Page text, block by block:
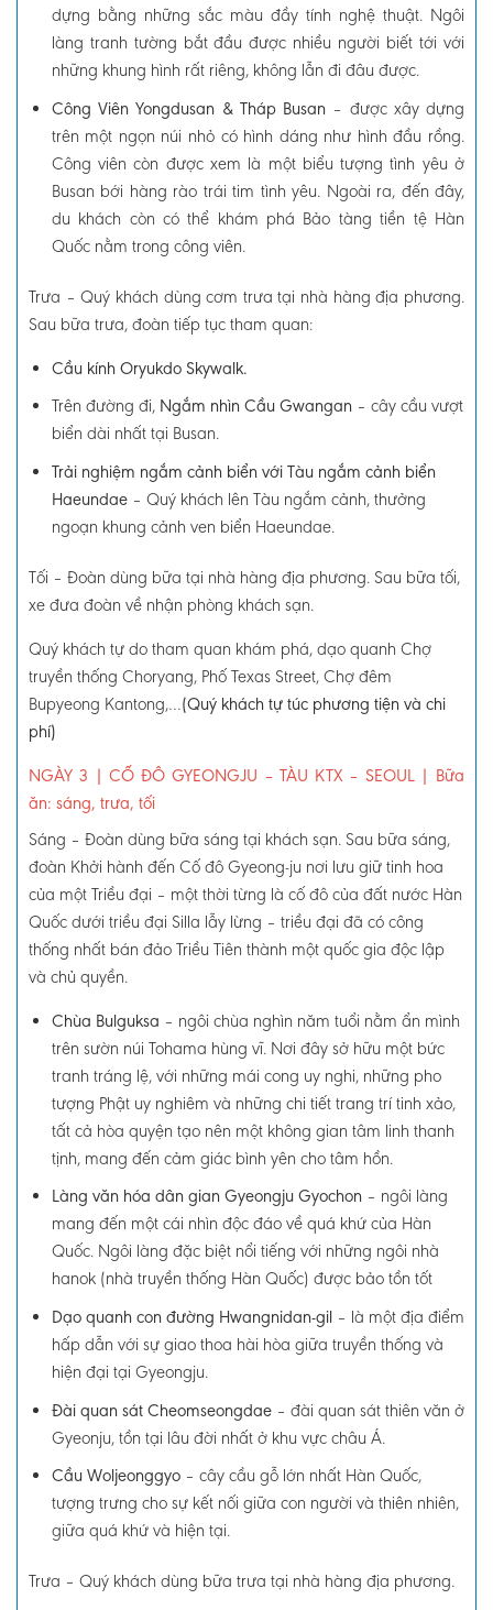
dựng bằng những sắc màu đầy tính nghệ thuật. Ngôi
làng tranh tường bắt đầu được nhiều người biết tới với
những khung hình rất riêng, không lẫn đi đâu được.
Công Viên Yongdusan & Tháp Busan – được xây dựng
trên một ngọn núi nhỏ có hình dáng như hình đầu rồng.
Công viên còn được xem là một biểu tượng tình yêu ở
Busan bới hàng rào trái tim tình yêu. Ngoài ra, đến đây,
du khách còn có thể khám phá Bảo tàng tiền tệ Hàn
Quốc nằm trong công viên.
Trưa – Quý khách dùng cơm trưa tại nhà hàng địa phương.
Sau bữa trưa, đoàn tiếp tục tham quan:
Cầu kính Oryukdo Skywalk.
Trên đường đi, Ngắm nhìn Cầu Gwangan – cây cầu vượt
biển dài nhất tại Busan.
Trải nghiệm ngắm cảnh biển với Tàu ngắm cảnh biển
Haeundae – Quý khách lên Tàu ngắm cảnh, thưởng
ngoạn khung cảnh ven biển Haeundae.
Tối – Đoàn dùng bữa tại nhà hàng địa phương. Sau bữa tối,
xe đưa đoàn về nhận phòng khách sạn.
Quý khách tự do tham quan khám phá, dạo quanh Chợ
truyền thống Choryang, Phố Texas Street, Chợ đêm
Bupyeong Kantong,…(Quý khách tự túc phương tiện và chi
phí)
NGÀY 3 | CỐ ĐÔ GYEONGJU – TÀU KTX – SEOUL | Bữa
ăn: sáng, trưa, tối
Sáng – Đoàn dùng bữa sáng tại khách sạn. Sau bữa sáng,
đoàn Khởi hành đến Cố đô Gyeong-ju nơi lưu giữ tinh hoa
của một Triều đại – một thời từng là cố đô của đất nước Hàn
Quốc dưới triều đại Silla lẫy lừng – triều đại đã có công
thống nhất bán đảo Triều Tiên thành một quốc gia độc lập
và chủ quyền.
Chùa Bulguksa – ngôi chùa nghìn năm tuổi nằm ẩn mình
trên sườn núi Tohama hùng vĩ. Nơi đây sở hữu một bức
tranh tráng lệ, với những mái cong uy nghi, những pho
tượng Phật uy nghiêm và những chi tiết trang trí tinh xảo,
tất cả hòa quyện tạo nên một không gian tâm linh thanh
tịnh, mang đến cảm giác bình yên cho tâm hồn.
Làng văn hóa dân gian Gyeongju Gyochon – ngôi làng
mang đến một cái nhìn độc đáo về quá khứ của Hàn
Quốc. Ngôi làng đặc biệt nổi tiếng với những ngôi nhà
hanok (nhà truyền thống Hàn Quốc) được bảo tồn tốt
Dạo quanh con đường Hwangnidan-gil – là một địa điểm
hấp dẫn với sự giao thoa hài hòa giữa truyền thống và
hiện đại tại Gyeongju.
Đài quan sát Cheomseongdae – đài quan sát thiên văn ở
Gyeonju, tồn tại lâu đời nhất ở khu vực châu Á.
Cầu Woljeonggyo– cây cầu gỗ lớn nhất Hàn Quốc,
tượng trưng cho sự kết nối giữa con người và thiên nhiên,
giữa quá khứ và hiện tại.
Trưa – Quý khách dùng bữa trưa tại nhà hàng địa phương.